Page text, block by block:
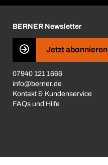
Aktionsübersicht
Business Conduct
BERNER Newsletter
Jetzt abonnieren
07940 121 1666
info@berner.de
Kontakt & Kundenservice
FAQs und Hilfe